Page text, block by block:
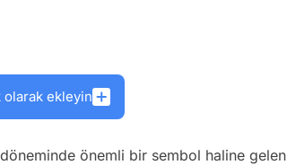
olarak ekleyin
önemli bir sembol haline gelen